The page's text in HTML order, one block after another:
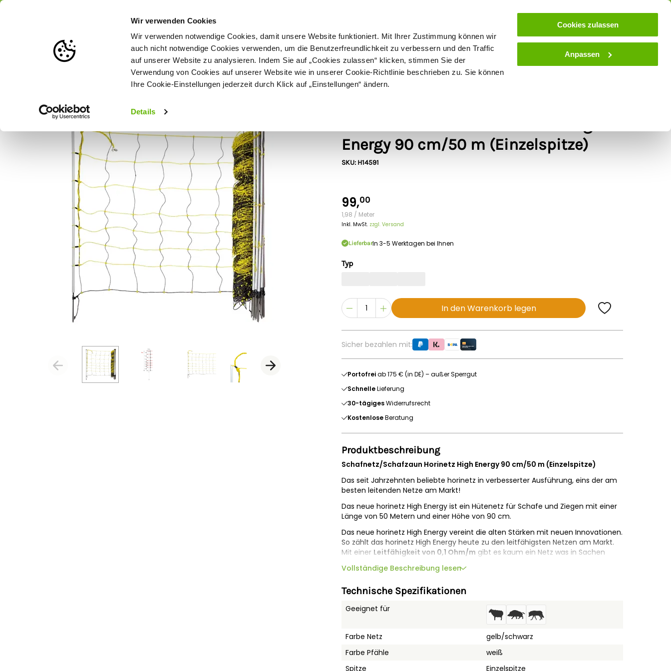
Wir verwenden Cookies
Wir verwenden notwendige Cookies, damit unsere Website funktioniert. Mit Ihrer Zustimmung können wir
auch nicht notwendige Cookies verwenden, um die Benutzerfreundlichkeit zu verbessern und den Traffic
auf unserer Website zu analysieren. Indem Sie auf „Cookies zulassen“ klicken, stimmen Sie der
Verwendung von Cookies auf unserer Website wie in unserer Cookie-Richtlinie beschrieben zu. Sie können
Ihre Cookie-Einstellungen jederzeit durch Klick auf „Einstellungen“ ändern.
Details
Cookies zulassen
Anpassen
Weidezaun Zaunlösungen nach Tierart Schermaschinen Futter- & Tränkesysteme Haus, Hof & Stall Spielwaren Zaunlexikon SALE
Energy 90 cm/50 m (Einzelspitze)
SKU: H14591
99,00
1,98 / Meter
Inkl. MwSt. zzgl. Versand
LieferbarIn 3-5 Werktagen bei Ihnen
Typ
In den Warenkorb legen
Sicher bezahlen mit:
Portofreiab 175 € (in DE) – außer Sperrgut
SchnelleLieferung
30-tägigesWiderrufsrecht
KostenloseBeratung
Produktbeschreibung
Schafnetz/Schafzaun Horinetz High Energy 90 cm/50 m (Einzelspitze)
Das seit Jahrzehnten beliebte horinetz in verbesserter Ausführung, eins der am
besten leitenden Netze am Markt!
Das neue horinetz High Energy ist ein Hütenetz für Schafe und Ziegen mit einer
Länge von 50 Metern und einer Höhe von 90 cm.
Das neue horinetz High Energy vereint die alten Stärken mit neuen Innovationen.
So zählt das horinetz High Energy heute zu den leitfähigsten Netzen am Markt.
Mit einer Leitfähigkeit von 0,1 Ohm/m gibt es kaum ein Netz was in Sachen
nur einem Weidezaungerät zu betreiben und so eine größere Fläche
einzuzäunen. Die Verwendung von sehr haltbaren und robusten Leitern (Kupfer)
garantiert beste Gebrauchseigenschaften und eine lange Nutzungsdauer.
Boden und bei starker Windlast noch stabil und sorgt für bestmögliche
Sicherheit Ihrer Tiere. Die auffällige Farbgebung der gelben Litzen und weißen
Pfähle sorgt auch in der Dämmerung für eine gute Erkennbarkeit des horinetzes.
Vollständige Beschreibung lesen
Technische Spezifikationen
Geeignet für
Farbe Netz
gelb/schwarz
Farbe Pfähle
weiß
Spitze
Einzelspitze